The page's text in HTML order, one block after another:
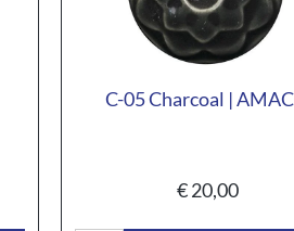
C-05 Charcoal |
€20,00